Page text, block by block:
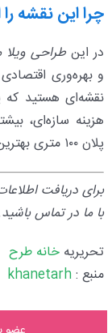
چرا این نقشه
در اینطراحی
و بهره‌وری
نقشه‌ای هستید که
هزینه سازه‌ای،
پلان ۱۰۰ متری بهترین انتخاب است.
برای دریافت
با ما در تماس
تحریریه خانه طرح
منبع :